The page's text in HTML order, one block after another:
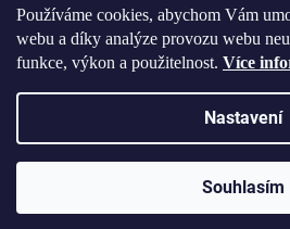
Používáme cookies, abychom Vám
webu a díky analýze provozu webu
funkce, výkon a použitelnost. Více
Nastavení
Souhlasím
Přijímáme online platby
Vytvořil
HOWIES.
Upravit nastavení